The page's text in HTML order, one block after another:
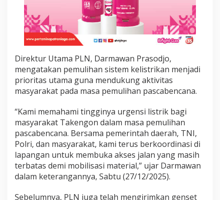
g
A
c
T
e
n
g
a
h
Direktur Utama PLN, Darmawan Prasodjo,
mengatakan pemulihan sistem kelistrikan menjadi
prioritas utama guna mendukung aktivitas
masyarakat pada masa pemulihan pascabencana.
“Kami memahami tingginya urgensi listrik bagi
masyarakat Takengon dalam masa pemulihan
pascabencana. Bersama pemerintah daerah, TNI,
Polri, dan masyarakat, kami terus berkoordinasi di
lapangan untuk membuka akses jalan yang masih
terbatas demi mobilisasi material,” ujar Darmawan
dalam keterangannya, Sabtu (27/12/2025).
Sebelumnya, PLN juga telah mengirimkan genset